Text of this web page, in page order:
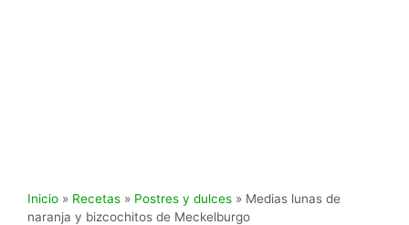
Inicio » Recetas » Postres y dulces » Medias lunas de
naranja y bizcochitos de Meckelburgo